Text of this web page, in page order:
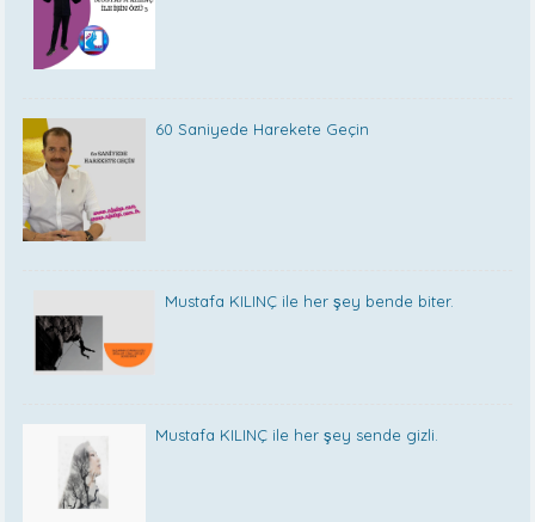
60 Saniyede Harekete Geçin
Mustafa KILINÇ ile her şey bende biter.
Mustafa KILINÇ ile her şey sende gizli.